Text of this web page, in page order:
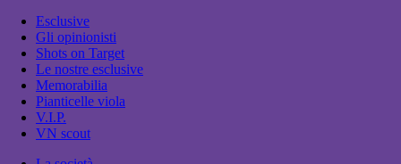
Esclusive
Gli opinionisti
Shots on Target
Le nostre esclusive
Memorabilia
Pianticelle viola
V.I.P.
VN scout